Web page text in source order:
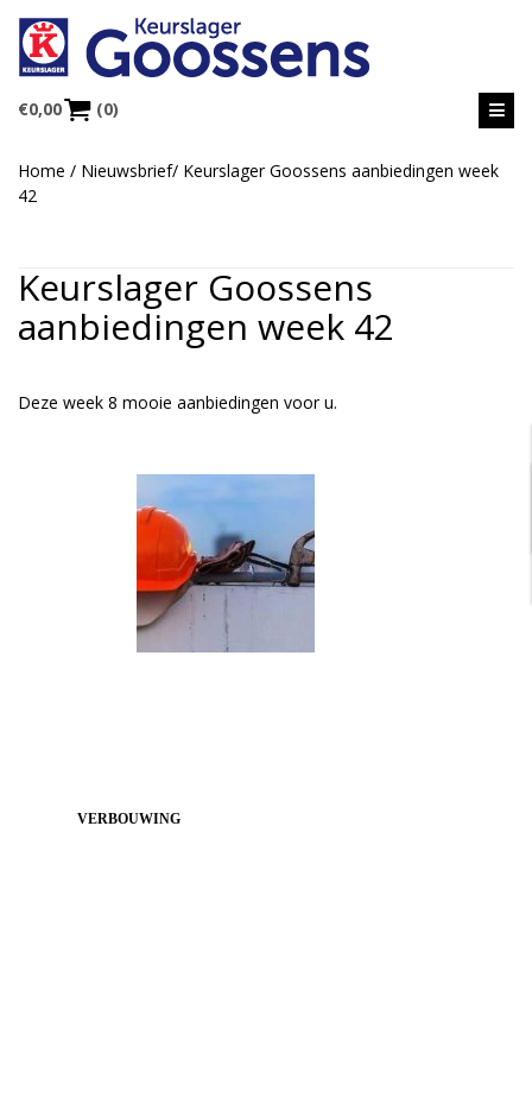
€0,00 (0)
Home / Nieuwsbrief/ Keurslager Goossens aanbiedingen week
42
Keurslager Goossens
aanbiedingen week 42
Deze week 8 mooie aanbiedingen voor u.
VERBOUWING